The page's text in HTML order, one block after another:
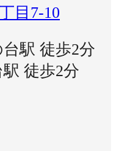
目7-10
駅 徒歩2分
徒歩2分